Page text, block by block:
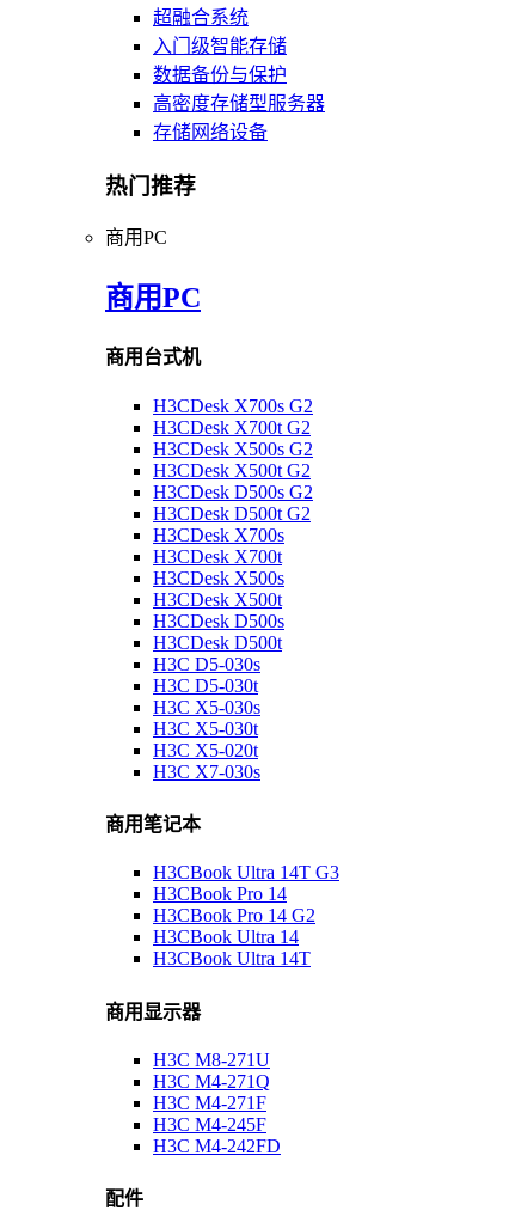
超融合系统
入门级智能存储
数据备份与保护
高密度存储型服务器
存储网络设备
热门推荐
商用PC
商用PC
商用台式机
H3CDesk X700s G2
H3CDesk X700t G2
H3CDesk X500s G2
H3CDesk X500t G2
H3CDesk D500s G2
H3CDesk D500t G2
H3CDesk X700s
H3CDesk X700t
H3CDesk X500s
H3CDesk X500t
H3CDesk D500s
H3CDesk D500t
H3C D5-030s
H3C D5-030t
H3C X5-030s
H3C X5-030t
H3C X5-020t
H3C X7-030s
商用笔记本
H3CBook Ultra 14T G3
H3CBook Pro 14
H3CBook Pro 14 G2
H3CBook Ultra 14
H3CBook Ultra 14T
商用显示器
H3C M8-271U
H3C M4-271Q
H3C M4-271F
H3C M4-245F
H3C M4-242FD
配件